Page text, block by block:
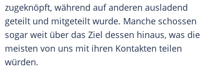
zugeknöpft, während auf anderen ausladend
geteilt und mitgeteilt wurde. Manche schossen
sogar weit über das Ziel dessen hinaus, was die
meisten von uns mit ihren Kontakten teilen
würden.